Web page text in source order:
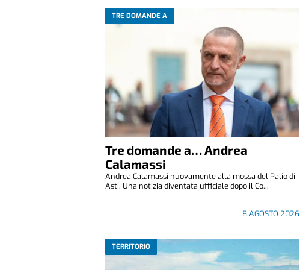
TRE DOMANDE A
Tre domande a… Andrea
Calamassi
8 AGOSTO 2026
Andrea Calamassi nuovamente alla mossa del Palio di
Asti. Una notizia diventata ufficiale dopo il Co...
TERRITORIO